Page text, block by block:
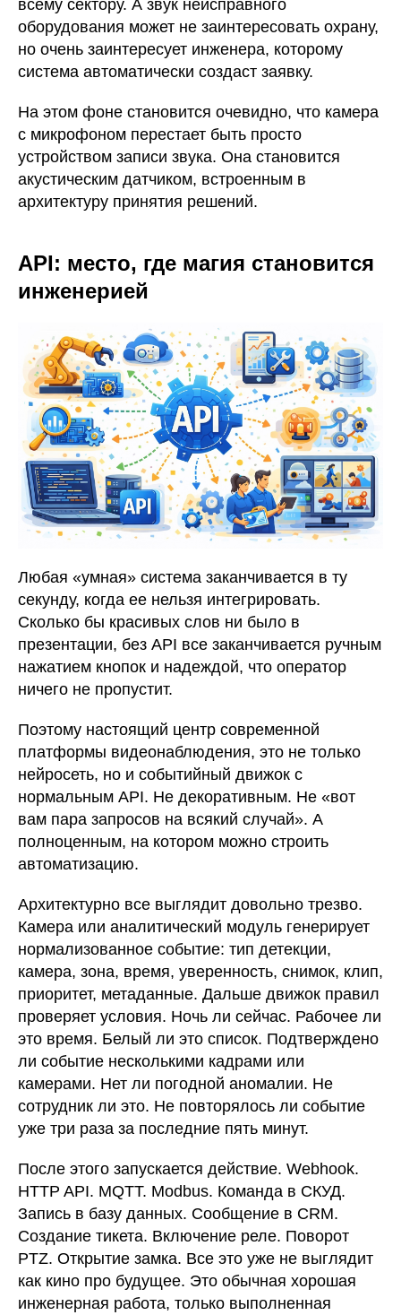
всему сектору. А звук неисправного
оборудования может не заинтересовать охрану,
но очень заинтересует инженера, которому
система автоматически создаст заявку.
На этом фоне становится очевидно, что камера
с микрофоном перестает быть просто
устройством записи звука. Она становится
акустическим датчиком, встроенным в
архитектуру принятия решений.
API: место, где магия становится
инженерией
Любая «умная» система заканчивается в ту
секунду, когда ее нельзя интегрировать.
Сколько бы красивых слов ни было в
презентации, без API все заканчивается ручным
нажатием кнопок и надеждой, что оператор
ничего не пропустит.
Поэтому настоящий центр современной
платформы видеонаблюдения, это не только
нейросеть, но и событийный движок с
нормальным API. Не декоративным. Не «вот
вам пара запросов на всякий случай». А
полноценным, на котором можно строить
автоматизацию.
Архитектурно все выглядит довольно трезво.
Камера или аналитический модуль генерирует
нормализованное событие: тип детекции,
камера, зона, время, уверенность, снимок, клип,
приоритет, метаданные. Дальше движок правил
проверяет условия. Ночь ли сейчас. Рабочее ли
это время. Белый ли это список. Подтверждено
ли событие несколькими кадрами или
камерами. Нет ли погодной аномалии. Не
сотрудник ли это. Не повторялось ли событие
уже три раза за последние пять минут.
После этого запускается действие. Webhook.
HTTP API. MQTT. Modbus. Команда в СКУД.
Запись в базу данных. Сообщение в CRM.
Создание тикета. Включение реле. Поворот
PTZ. Открытие замка. Все это уже не выглядит
как кино про будущее. Это обычная хорошая
инженерная работа, только выполненная